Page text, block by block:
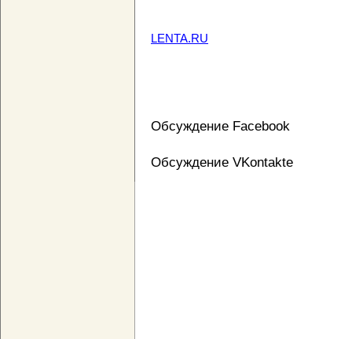
LENTA.RU
Обсуждение Facebook
Обсуждение VKontakte